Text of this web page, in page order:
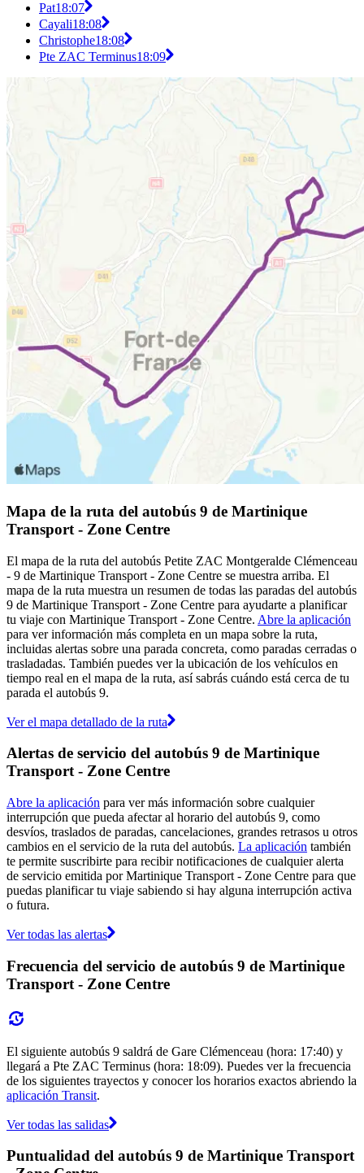
Pat18:07
Cayali18:08
Christophe18:08
Pte ZAC Terminus18:09
Mapa de la ruta del autobús 9 de Martinique
Transport - Zone Centre
El mapa de la ruta del autobús Petite ZAC Montgeralde Clémenceau
- 9 de Martinique Transport - Zone Centre se muestra arriba. El
mapa de la ruta muestra un resumen de todas las paradas del autobús
9 de Martinique Transport - Zone Centre para ayudarte a planificar
tu viaje con Martinique Transport - Zone Centre. Abre la aplicación
para ver información más completa en un mapa sobre la ruta,
incluidas alertas sobre una parada concreta, como paradas cerradas o
trasladadas. También puedes ver la ubicación de los vehículos en
tiempo real en el mapa de la ruta, así sabrás cuándo está cerca de tu
parada el autobús 9.
Ver el mapa detallado de la ruta
Alertas de servicio del autobús 9 de Martinique
Transport - Zone Centre
Abre la aplicación para ver más información sobre cualquier
interrupción que pueda afectar al horario del autobús 9, como
desvíos, traslados de paradas, cancelaciones, grandes retrasos u otros
cambios en el servicio de la ruta del autobús. La aplicación también
te permite suscribirte para recibir notificaciones de cualquier alerta
de servicio emitida por Martinique Transport - Zone Centre para que
puedas planificar tu viaje sabiendo si hay alguna interrupción activa
o futura.
Ver todas las alertas
Frecuencia del servicio de autobús 9 de Martinique
Transport - Zone Centre
El siguiente autobús 9 saldrá de Gare Clémenceau (hora: 17:40) y
llegará a Pte ZAC Terminus (hora: 18:09). Puedes ver la frecuencia
de los siguientes trayectos y conocer los horarios exactos abriendo la
aplicación Transit.
Ver todas las salidas
Puntualidad del autobús 9 de Martinique Transport